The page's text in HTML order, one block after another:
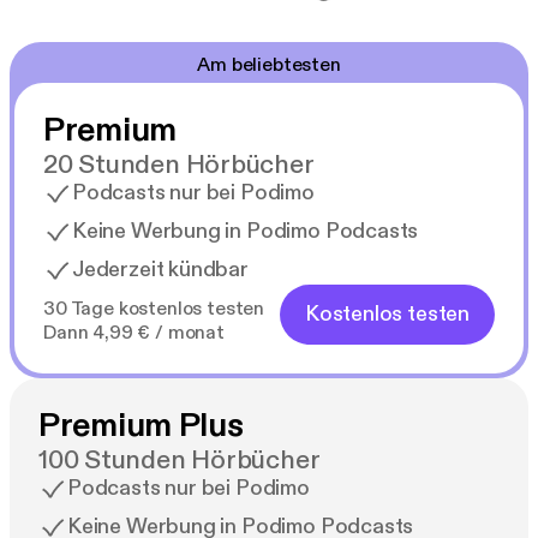
Am beliebtesten
Premium
20 Stunden Hörbücher
Podcasts nur bei Podimo
Keine Werbung in Podimo Podcasts
Jederzeit kündbar
30 Tage kostenlos testen
Dann 4,99 € / monat
Kostenlos testen
Premium Plus
100 Stunden Hörbücher
Podcasts nur bei Podimo
Keine Werbung in Podimo Podcasts